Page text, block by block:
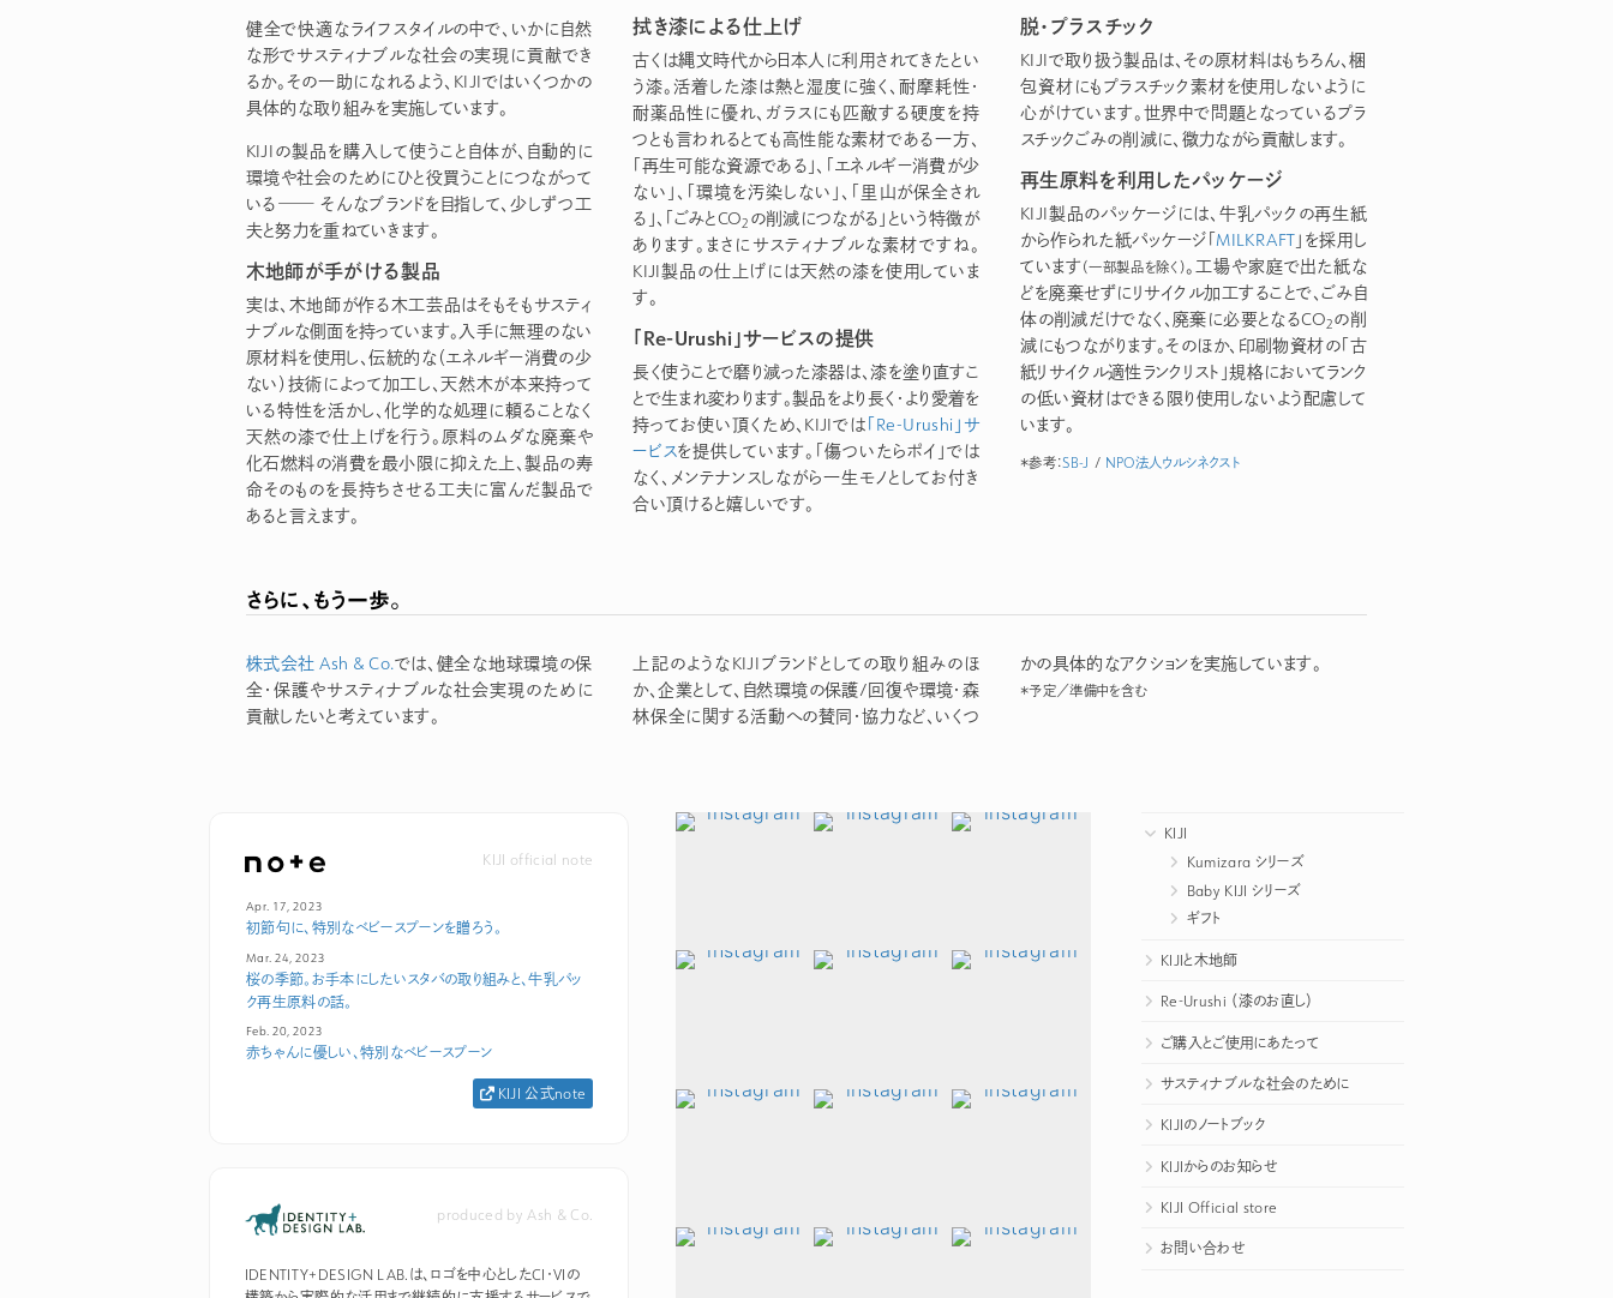
健全で快適なライフスタイルの中で、いかに自然
な形でサスティナブルな社会の実現に貢献でき
るか。その一助になれるよう、KIJIではいくつかの
具体的な取り組みを実施しています。
KIJIの製品を購入して使うこと自体が、自動的に
環境や社会のためにひと役買うことにつながって
いる― そんなブランドを目指して、少しずつ工
夫と努力を重ねていきます。
木地師が手がける製品
実は、木地師が作る木工芸品はそもそもサスティ
ナブルな側面を持っています。入手に無理のない
原材料を使用し、伝統的な（エネルギー消費の少
ない）技術によって加工し、天然木が本来持って
いる特性を活かし、化学的な処理に頼ることなく
天然の漆で仕上げを行う。原料のムダな廃棄や
化石燃料の消費を最小限に抑えた上、製品の寿
命そのものを長持ちさせる工夫に富んだ製品で
あると言えます。
拭き漆による仕上げ
古くは縄文時代から日本人に利用されてきたとい
う漆。活着した漆は熱と湿度に強く、耐摩耗性・
耐薬品性に優れ、ガラスにも匹敵する硬度を持
つとも言われるとても高性能な素材である一方、
「再生可能な資源である」、「エネルギー消費が少
ない」、「環境を汚染しない」、「里山が保全され
る」、「ごみとCO2 の削減につながる」という特徴が
あります。まさにサスティナブルな素材ですね。
KIJI製品の仕上げには天然の漆を使用していま
す。
「Re-Urushi」サービスの提供
長く使うことで磨り減った漆器は、漆を塗り直すこ
とで生まれ変わります。製品をより長く・より愛着を
持ってお使い頂くため、KIJIでは「Re-Urushi」サ
ービスを提供しています。「傷ついたらポイ」では
なく、メンテナンスしながら一生モノとしてお付き
合い頂けると嬉しいです。
脱・プラスチック
KIJIで取り扱う製品は、その原材料はもちろん、梱
包資材にもプラスチック素材を使用しないように
心がけています。世界中で問題となっているプラ
スチックごみの削減に、微力ながら貢献します。
再生原料を利用したパッケージ
KIJI製品のパッケージには、牛乳パックの再生紙
から作られた紙パッケージ「MILKRAFT」を採用し
ています （一部製品を除く）。工場や家庭で出た紙な
どを廃棄せずにリサイクル加工することで、ごみ自
体の削減だけでなく、廃棄に必要となるCO2の削
減にもつながります。そのほか、印刷物資材の「古
紙リサイクル適性ランクリスト」規格においてランク
の低い資材はできる限り使用しないよう配慮して
います。
＊参考：SB-J / NPO法人ウルシネクスト
さらに、もう一歩。
株式会社 Ash & Co.では、健全な地球環境の保
全・保護やサスティナブルな社会実現のために
貢献したいと考えています。
上記のようなKIJIブランドとしての取り組みのほ
か、企業として、自然環境の保護/回復や環境・森
林保全に関する活動への賛同・協力など、いくつ
かの具体的なアクションを実施しています。
＊予定／準備中を含む
KIJI official note
Apr. 17, 2023
初節句に、特別なベビースプーンを贈ろう。
Mar. 24, 2023
桜の季節。お手本にしたいスタバの取り組みと、牛乳パッ
ク再生原料の話。
Feb. 20, 2023
赤ちゃんに優しい、特別なベビースプーン
KIJI 公式note
produced by Ash & Co.
IDENTITY+DESIGN LAB.は、ロゴを中心としたCI・VIの
KIJI
Kumizara シリーズ
Baby KIJI シリーズ
ギフト
KIJIと木地師
Re-Urushi （漆のお直し）
ご購入とご使用にあたって
サスティナブルな社会のために
KIJIのノートブック
KIJIからのお知らせ
KIJI Official store
お問い合わせ